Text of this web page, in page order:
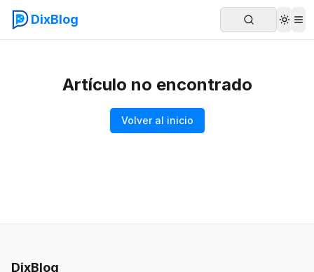
DixBlog
Artículo no encontrado
Volver al inicio
DixBlog